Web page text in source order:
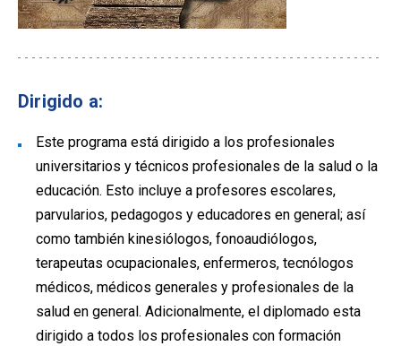
Dirigido a:
Este programa está dirigido a los profesionales
universitarios y técnicos profesionales de la salud o la
educación. Esto incluye a profesores escolares,
parvularios, pedagogos y educadores en general; así
como también kinesiólogos, fonoaudiólogos,
terapeutas ocupacionales, enfermeros, tecnólogos
médicos, médicos generales y profesionales de la
salud en general. Adicionalmente, el diplomado esta
dirigido a todos los profesionales con formación